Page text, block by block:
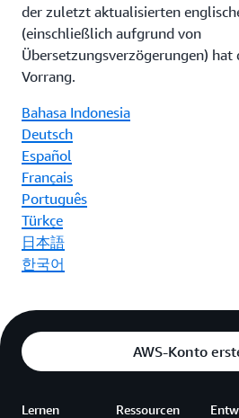
der zuletzt aktualisierten
(einschließlich aufgrund von
Übersetzungsverzögerungen) hat
Vorrang.
Bahasa Indonesia
Deutsch
Español
Français
Português
Türkçe
日本語
한국어
AWS-Konto
Lernen Ressourcen